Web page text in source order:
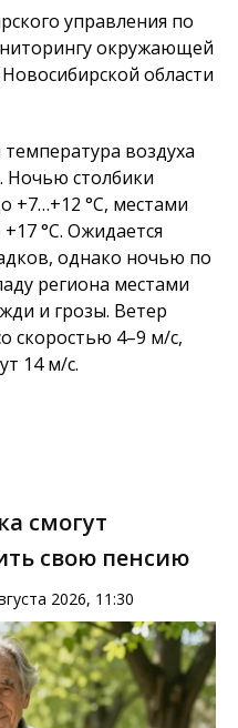
управления по
окружающей
области
температура воздуха
Ночью столбики
+7…+12 °C, местами
°C. Ожидается
однако ночью по
региона местами
и грозы. Ветер
скоростью 4–9 м/с,
14 м/с.
смогут
свою пенсию
2026, 11:30